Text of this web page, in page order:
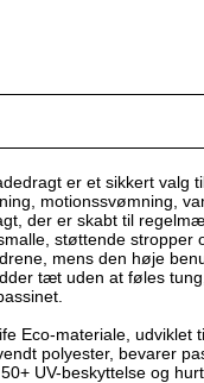
er et sikkert valg
motionssvømning,
der er skabt til
støttende stropper
mens den høje
tæt uden at føles
Eco-materiale, udviklet
polyester, bevarer
UV-beskyttelse og